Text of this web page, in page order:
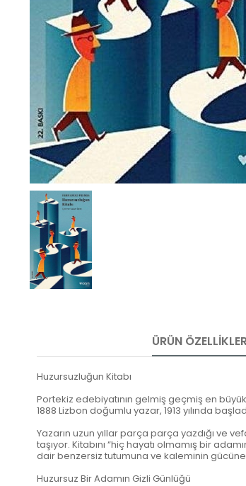
ÜRÜN
Huzursuzluğun Kitabı
Portekiz edebiyatının gelmiş geçmiş en
1888 Lizbon doğumlu yazar, 1913 yılında
Yazarın uzun yıllar parça parça yazdığı ve
taşıyor. Kitabını “hiç hayatı olmamış bir
dair benzersiz tutumuna ve kaleminin gücüne
Huzursuz Bir Adamın Gizli Günlüğü